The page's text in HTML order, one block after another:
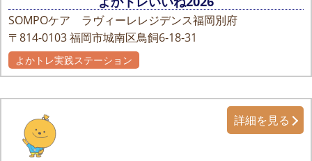
SOMPOケア ラヴィーレレジデンス福岡別府
〒814-0103福岡市城南区鳥飼6-18-31
よかトレ実践ステーション
詳細を見る